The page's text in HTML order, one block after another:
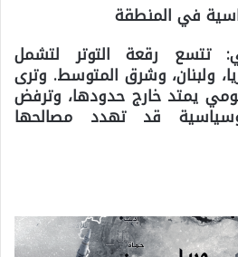
في المنطقة
تتسع رقعة التوتر لتشمل
ولبنان، وشرق المتوسط. وترى
يمتد خارج حدودها، وترفض
قد تهدد مصالحها